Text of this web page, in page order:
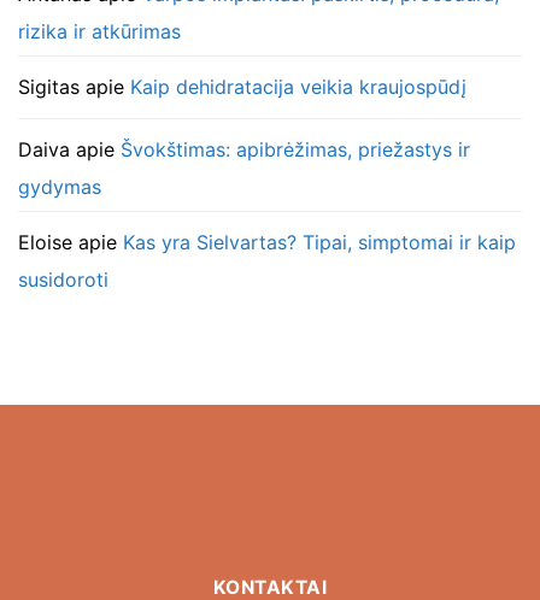
rizika ir atkūrimas
Sigitas apie Kaip dehidratacija veikia kraujospūdį
Daiva apie Švokštimas: apibrėžimas, priežastys ir
gydymas
Eloise apie Kas yra Sielvartas? Tipai, simptomai ir kaip
susidoroti
KONTAKTAI